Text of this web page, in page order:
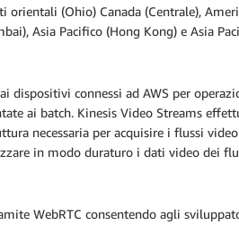
(Ohio) Canada (Centrale),
Asia Pacifico (Hong Kong) e Asia
dispositivi connessi ad AWS per
ai batch. Kinesis Video Streams
necessaria per acquisire i flussi
in modo duraturo i dati video dei
WebRTC consentendo agli